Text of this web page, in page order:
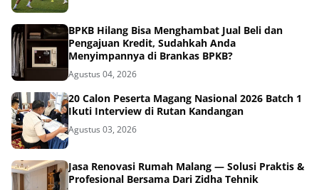
BPKB Hilang Bisa Menghambat Jual Beli dan
Pengajuan Kredit, Sudahkah Anda
Menyimpannya di Brankas BPKB?
Agustus 04, 2026
20 Calon Peserta Magang Nasional 2026 Batch 1
Ikuti Interview di Rutan Kandangan
Agustus 03, 2026
Jasa Renovasi Rumah Malang — Solusi Praktis &
Profesional Bersama Dari Zidha Tehnik